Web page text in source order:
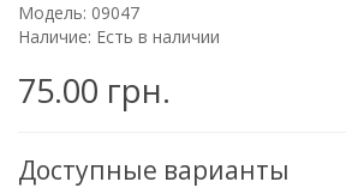
Модель: 09047
Наличие: Есть в наличии
75.00 грн.
Доступные варианты